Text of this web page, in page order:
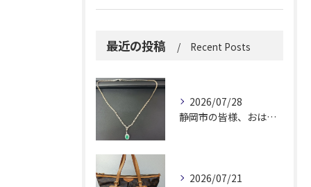
最近の投稿 Recent Posts
2026/07/28
静岡市の皆様、おはようございます。
2026/07/21